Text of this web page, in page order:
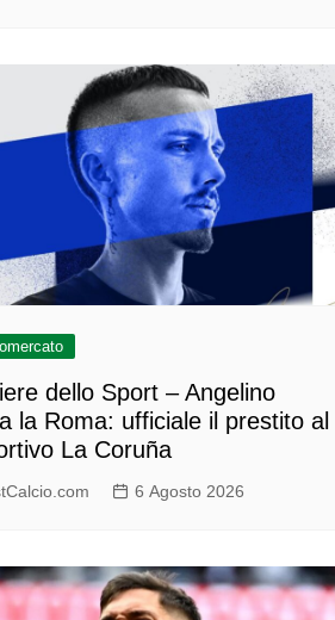
dello Sport – Angelino
la Roma: ufficiale il prestito al
La Coruña
6 Agosto 2026